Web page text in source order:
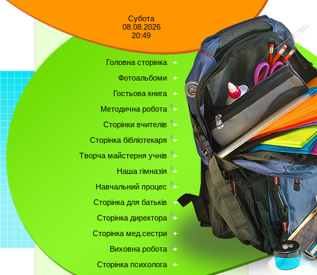
Субота
08.08.2026
20:49
Головна сторінка
Фотоальбоми
Гостьова книга
Методична робота
Сторінки вчителів
Сторінка бібліотекаря
Творча майстерня учнів
Наша гімназія
Навчальний процес
Сторінка для батьків
Сторінка директора
Сторінка мед.сестри
Виховна робота
Сторінка психолога